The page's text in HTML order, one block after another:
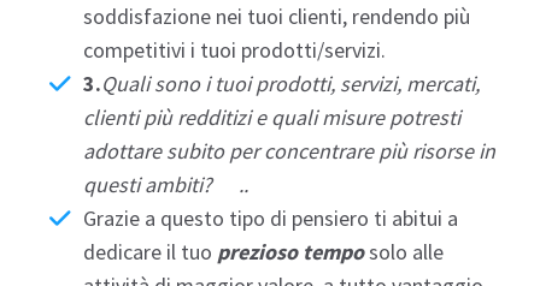
soddisfazione nei tuoi clienti, rendendo più
competitivi i tuoi prodotti/servizi.
3.Quali sono i tuoi prodotti, servizi, mercati,
clienti più redditizi e quali misure potresti
adottare subito per concentrare più risorse in
questi ambiti? ..
Grazie a questo tipo di pensiero ti abitui a
dedicare il tuo prezioso temposolo alle